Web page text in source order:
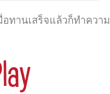
านเสร็จแล้วก็ทำความ